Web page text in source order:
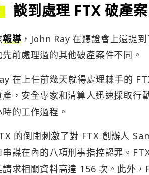
談到處理 FTX 破產
報導 ，John Ray 在聽證會上還提
先前處理過的其他破產案件不同。
在上任前幾天就得處理棘手的
產，安全專家和清算人迅速採取行
時的工作過程。
的倒閉刺激了對 FTX 創辦人
串謀在內的八項刑事指控認罪。
請求相關資料高達 156 次。此外